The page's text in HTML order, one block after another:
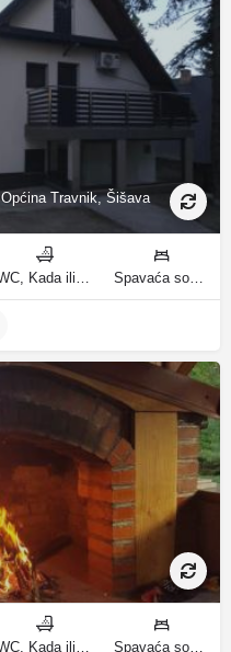
Općina Travnik, Šišava
WC, Kada ili tuš kupatila Spavaća soba 1: 1 francuski bračni krevet | Spavaća soba 2: 1 francuski bračni krevet | Spavaća soba 3: 1 krevet za jednu osobu | Spavaća soba 4: 1 krevet za jednu osobu | Spavaća soba 5: 1 krevet na kat | Spavaća soba 6: 2 kreveta za jednu osobu | Dnevni boravak: 1 kauč na razvlačenje ležaja
WC, Kada ili tuš kupatila Spavaća soba 1: 1 krevet za jednu osobu | Spavaća soba 2: 1 krevet za jednu osobu | Spavaća soba 3: 1 francuski bračni krevet | Spavaća soba 4: 2 kreveta za jednu osobu | Dnevni boravak: 1 kauč na razvlačenje ležaja